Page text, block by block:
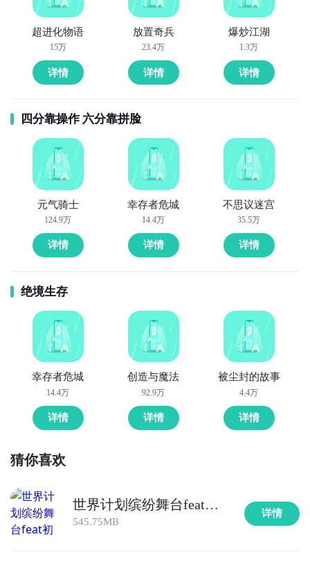
超进化物语
15万
详情
放置奇兵
23.4万
详情
爆炒江湖
1.3万
详情
四分靠操作 六分靠拼脸
元气骑士
124.9万
详情
幸存者危城
14.4万
详情
不思议迷宫
35.5万
详情
绝境生存
幸存者危城
14.4万
详情
创造与魔法
92.9万
详情
被尘封的故事
4.4万
详情
猜你喜欢
世界计划缤纷舞台feat初
音未来
545.75MB
详情